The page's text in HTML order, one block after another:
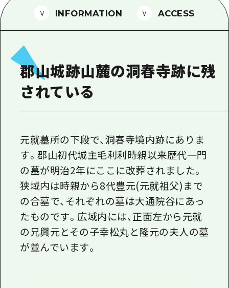
2泊3日
広島県を訪れる外国人旅行者向け情報一
ボランティアガイド
ガイドブック
広島県の魅力を動画でご紹介！
メディア掲載情報
フォトダウンロード
関連リンク
INFORMATION ACCESS
郡山城跡山麓の洞春寺跡に残
されている
元就墓所の下段で、洞春寺境内跡にありま
す。郡山初代城主毛利利時親以来歴代一門
の墓が明治2年にここに改葬されました。
狭域内は時親から8代豊元(元就祖父)まで
の合墓で、それぞれの墓は大通院谷にあっ
たものです。広域内には、正面左から元就
の兄興元とその子幸松丸と隆元の夫人の墓
が並んでいます。